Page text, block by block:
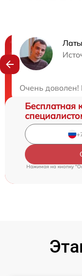
Очень доволен!
Нужна
Бесплатная
Нажимая на кнопку